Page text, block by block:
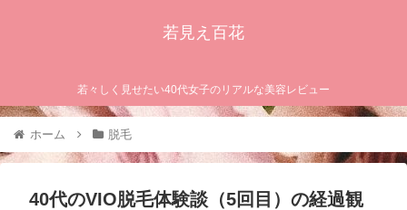
若見え百花
若々しく見せたい40代女子のリアルな美容レビュー
ホーム 脱毛
40代のVIO脱毛体験談（5回目）の経過観